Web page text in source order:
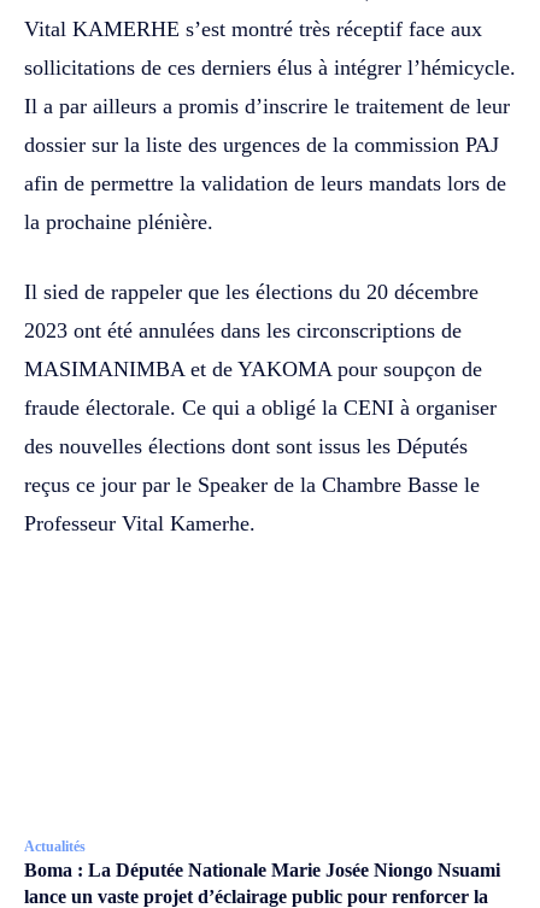
Vital KAMERHE s’est montré très réceptif face aux
sollicitations de ces derniers élus à intégrer l’hémicycle.
Il a par ailleurs a promis d’inscrire le traitement de leur
dossier sur la liste des urgences de la commission PAJ
afin de permettre la validation de leurs mandats lors de
la prochaine plénière.
Il sied de rappeler que les élections du 20 décembre
2023 ont été annulées dans les circonscriptions de
MASIMANIMBA et de YAKOMA pour soupçon de
fraude électorale. Ce qui a obligé la CENI à organiser
des nouvelles élections dont sont issus les Députés
reçus ce jour par le Speaker de la Chambre Basse le
Professeur Vital Kamerhe.
Actualités
Boma : La Députée Nationale Marie Josée Niongo Nsuami
lance un vaste projet d’éclairage public pour renforcer la